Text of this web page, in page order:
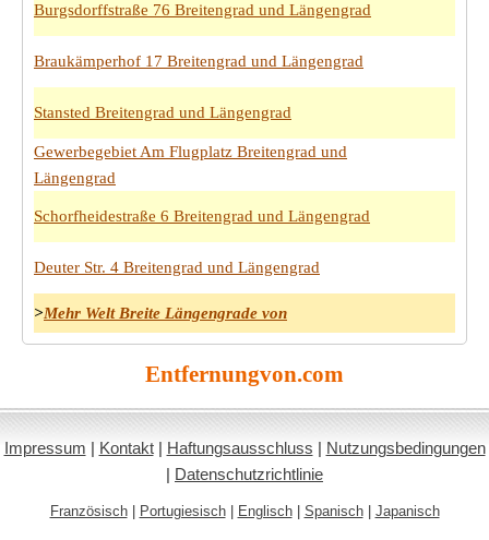
Burgsdorffstraße 76 Breitengrad und Längengrad
Braukämperhof 17 Breitengrad und Längengrad
Stansted Breitengrad und Längengrad
Gewerbegebiet Am Flugplatz Breitengrad und
Längengrad
Schorfheidestraße 6 Breitengrad und Längengrad
Deuter Str. 4 Breitengrad und Längengrad
>Mehr Welt Breite Längengrade von
Entfernungvon.com
Impressum | Kontakt| Haftungsausschluss | Nutzungsbedingungen
| Datenschutzrichtlinie
Französisch| Portugiesisch| Englisch| Spanisch| Japanisch